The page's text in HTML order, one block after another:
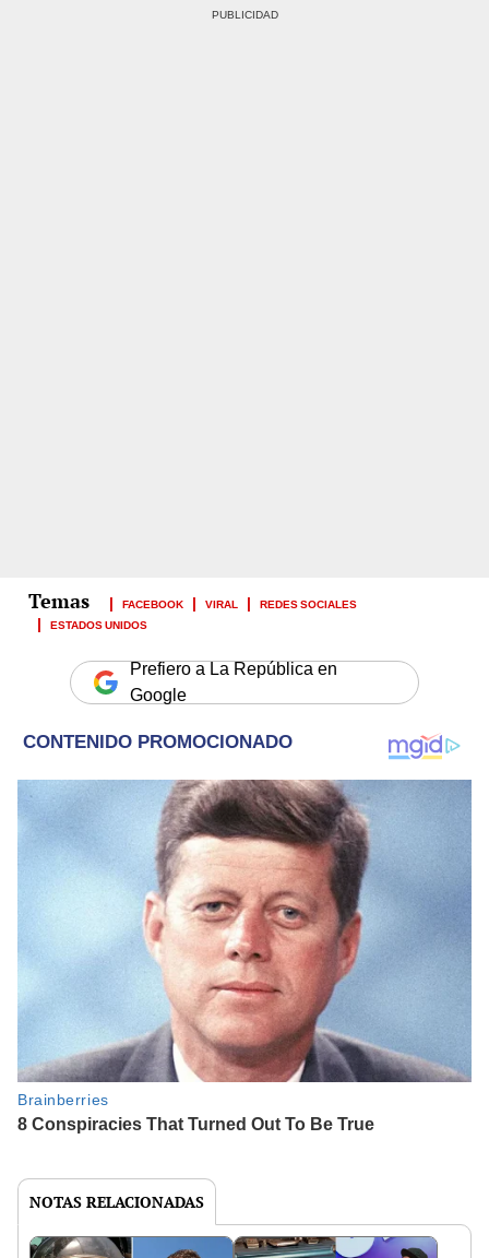
FACEBOOK VIRAL
REDES SOCIALES
ESTADOS UNIDOS
Prefiero a La República en
Google
NOTAS RELACIONADAS